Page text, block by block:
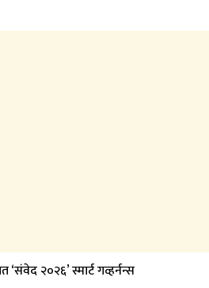
२०२६’ स्मार्ट गव्हर्नन्स